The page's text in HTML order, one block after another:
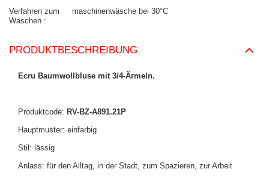
Verfahren zum
Waschen
maschinenwäsche bei 30°C
PRODUKTBESCHREIBUNG
Ecru Baumwollbluse mit 3/4-Ärmeln.
Produktcode: RV-BZ-A891.21P
Hauptmuster: einfarbig
Stil: lässig
Anlass: für den Alltag, in der Stadt, zum Spazieren, zur Arbeit